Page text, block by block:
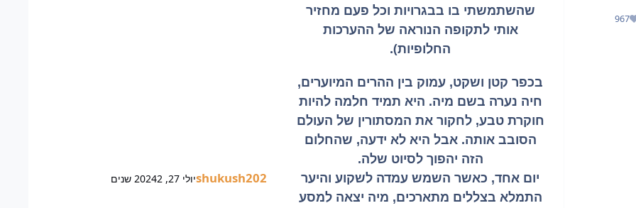
967
מוניטין
שהשתמשתי בו בבגרויות וכל פעם מחזיר
אותי לתקופה הנוראה של ההערכות
החלופיות).
בכפר קטן ושקט, עמוק בין ההרים המיוערים,
חיה נערה בשם מיה. היא תמיד חלמה להיות
חוקרת טבע, לחקור את המסתורין של העולם
הסובב אותה. אבל היא לא ידעה, שהחלום
הזה יהפוך לסיוט שלה.
יום אחד, כאשר השמש עמדה לשקוע והיער
התמלא בצללים מתארכים, מיה יצאה למסע
shukush202יולי 27, 2024
2 שנים